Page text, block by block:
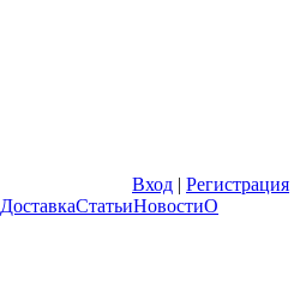
Вход | Регистрация
ДоставкаСтатьиНовостиО